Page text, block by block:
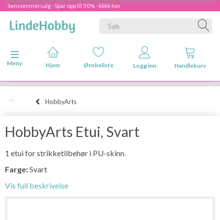
Sensommersalg - Spar opp til 50% - klikk her
Veksle navigasjon
Meny
Hjem Ønskeliste Logg inn Handlekurv
HobbyArts
HobbyArts Etui, Svart
1 etui for strikketilbehør i PU-skinn.
Farge:Svart
Vis full beskrivelse